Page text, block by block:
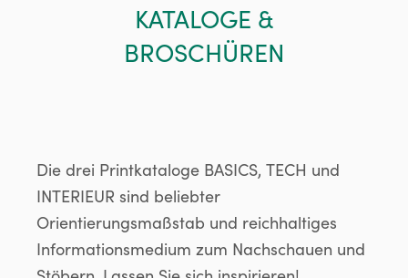
KATALOGE &
BROSCHÜREN
Die drei Printkataloge BASICS, TECH und
INTERIEUR sind beliebter
Orientierungsmaßstab und reichhaltiges
Informationsmedium zum Nachschauen und